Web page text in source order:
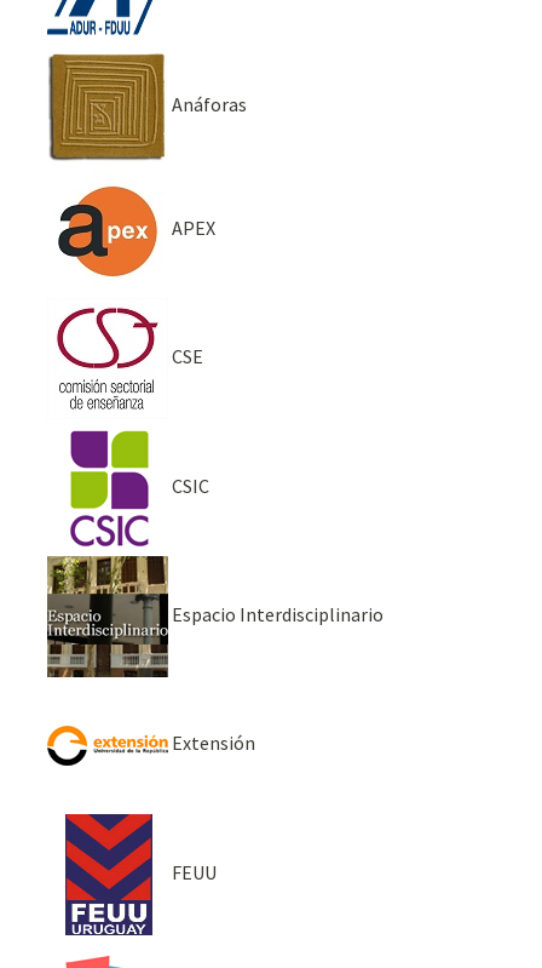
Anáforas
APEX
CSE
CSIC
Espacio Interdisciplinario
Extensión
FEUU